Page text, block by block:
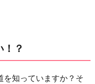
！？
を知っていますか？そ